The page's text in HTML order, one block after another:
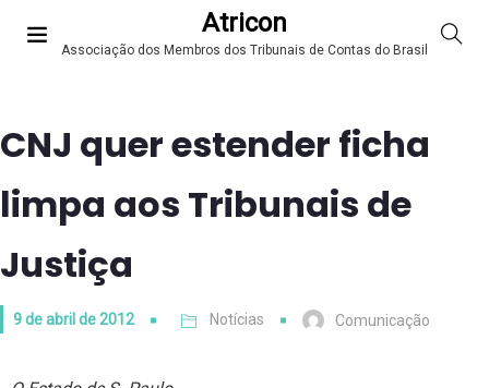
Atricon
Associação dos Membros dos Tribunais de Contas do Brasil
CNJ quer estender ficha
limpa aos Tribunais de
Justiça
9 de abril de 2012 Notícias Comunicação